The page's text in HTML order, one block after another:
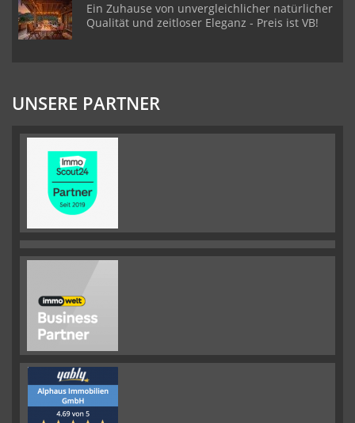
Ein Zuhause von unvergleichlicher natürlicher
Qualität und zeitloser Eleganz - Preis ist VB!
UNSERE PARTNER